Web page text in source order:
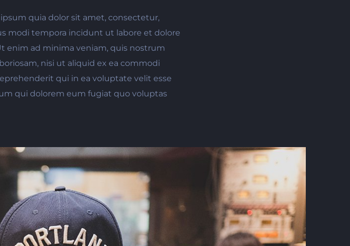
quia dolor sit amet, consectetur,
modi tempora incidunt ut labore et dolore
enim ad minima veniam, quis nostrum
nisi ut aliquid ex ea commodi
qui in ea voluptate velit esse
qui dolorem eum fugiat quo voluptas